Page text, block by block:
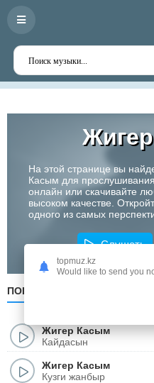
На этой странице вы
Касым для
онлайн или скачивайте
высоком качестве.
одного из самых
Слушать
ПОПУЛЯРНЫЕ
Жигер Касым
Кайдасын
Жигер Касым
Кузги жанбыр
topmuz.kz
Would like to send you